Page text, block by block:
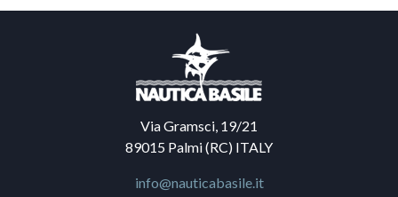
Via Gramsci, 19/21
89015 Palmi (RC) ITALY
info@nauticabasile.it